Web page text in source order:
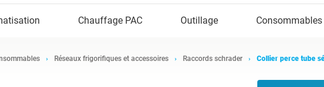
Chauffage PAC Outillage Consommables
Réseaux frigorifiques et accessoires Raccords schrader Collier perce tube